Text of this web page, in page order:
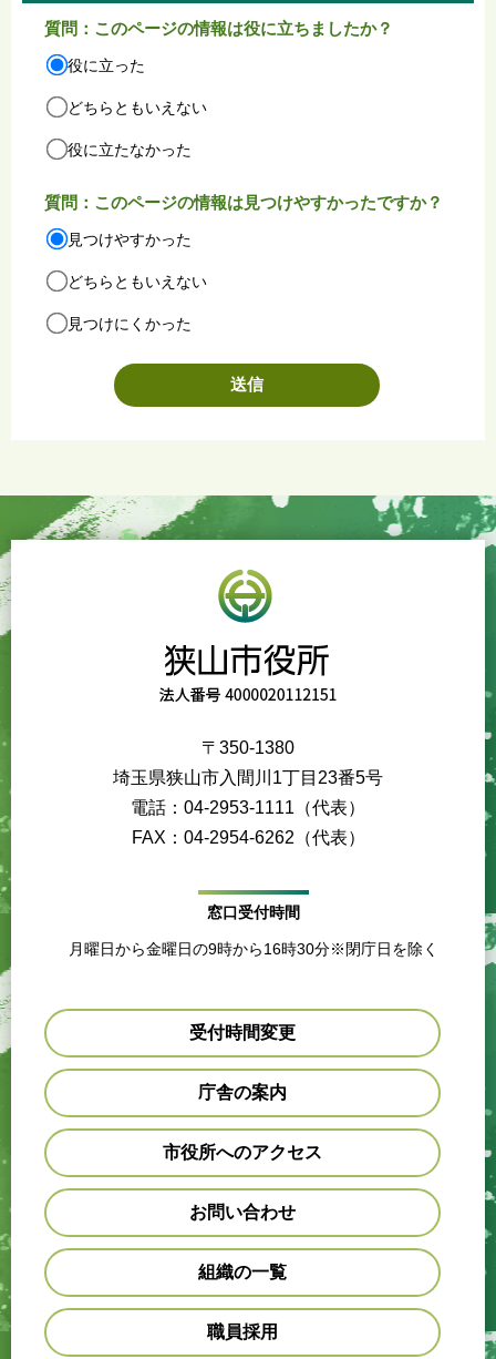
質問：このページの情報は役に立ちましたか？
役に立った
どちらともいえない
役に立たなかった
質問：このページの情報は見つけやすかったですか？
見つけやすかった
どちらともいえない
見つけにくかった
〒350-1380
埼玉県狭山市入間川1丁目23番5号
電話：04-2953-1111（代表）
FAX：04-2954-6262（代表）
窓口受付時間
月曜日から金曜日の9時から16時30分※閉庁日を除く
受付時間変更
庁舎の案内
市役所へのアクセス
お問い合わせ
組織の一覧
職員採用